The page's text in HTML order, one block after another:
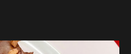
oltre e andiamo